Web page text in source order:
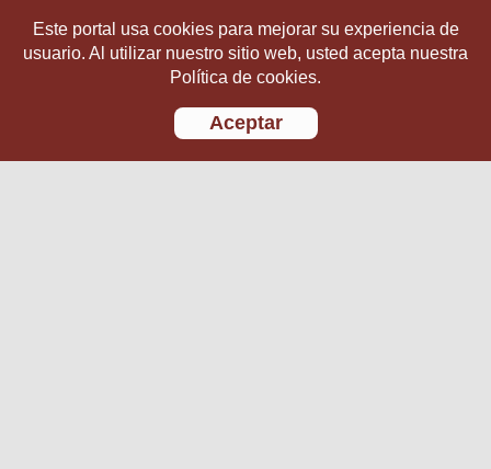
Este portal usa cookies para mejorar su experiencia de
usuario. Al utilizar nuestro sitio web, usted acepta nuestra
Política de cookies.
Aceptar